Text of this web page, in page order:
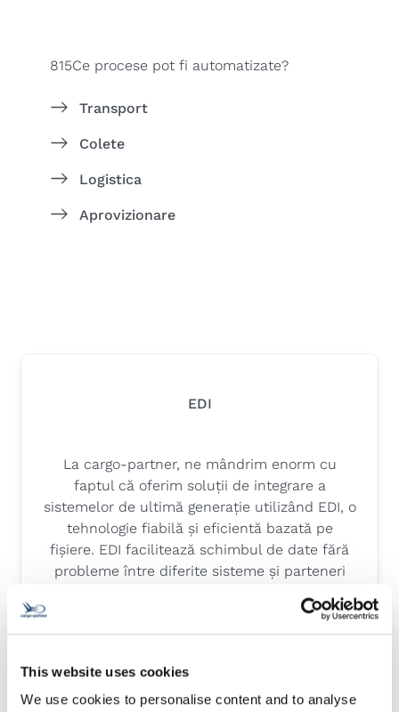
This website uses cookies
We use cookies to personalise content and to analyse
815Ce procese pot fi automatizate?
Transport
Colete
Logistica
Aprovizionare
EDI
La cargo-partner, ne mândrim enorm cu
faptul că oferim soluții de integrare a
sistemelor de ultimă generație utilizând EDI, o
tehnologie fiabilă și eficientă bazată pe
fișiere. EDI facilitează schimbul de date fără
probleme între diferite sisteme și parteneri
structurate, permițând o comunicare fără
probleme și eficientizând procesele de
Our EDI Portal